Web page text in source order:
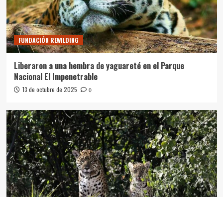
FUNDACIÓN REWILDING
Liberaron a una hembra de yaguareté en el Parque
Nacional El Impenetrable
13 de octubre de 2025 0